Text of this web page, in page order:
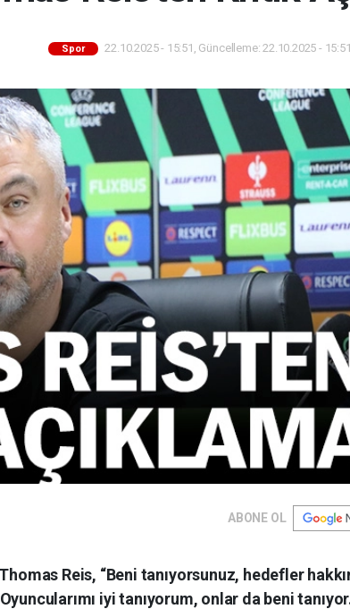
Spor 22.10.2025 - 15:51, Güncelleme: 22.10.2025 - 15:51
ABONE OL
Reis, “Beni tanıyorsunuz, hedefler
iyi tanıyorum, onlar da beni